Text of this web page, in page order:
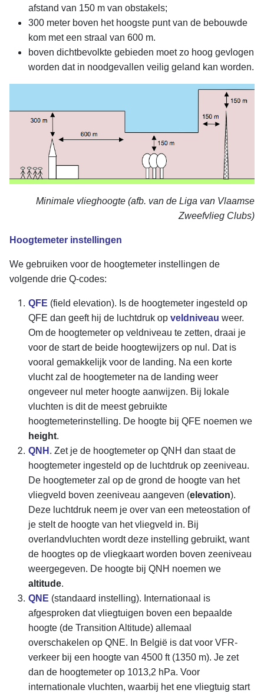
afstand van 150 m van obstakels;
300 meter boven het hoogste punt van de bebouwde
kom met een straal van 600 m.
boven dichtbevolkte gebieden moet zo hoog gevlogen
worden dat in noodgevallen veilig geland kan worden.
Minimale vlieghoogte (afb. van de Liga van Vlaamse
Zweefvlieg Clubs)
Hoogtemeter instellingen
We gebruiken voor de hoogtemeter instellingen de
volgende drie Q-codes:
QFE (field elevation). Is de hoogtemeter ingesteld op
QFE dan geeft hij de luchtdruk op veldniveau weer.
Om de hoogtemeter op veldniveau te zetten, draai je
voor de start de beide hoogtewijzers op nul. Dat is
vooral gemakkelijk voor de landing. Na een korte
vlucht zal de hoogtemeter na de landing weer
ongeveer nul meter hoogte aanwijzen. Bij lokale
vluchten is dit de meest gebruikte
hoogtemeterinstelling. De hoogte bij QFE noemen we
height.
QNH . Zet je de hoogtemeter op QNH dan staat de
hoogtemeter ingesteld op de luchtdruk op zeeniveau.
De hoogtemeter zal op de grond de hoogte van het
vliegveld boven zeeniveau aangeven (elevation).
Deze luchtdruk neem je over van een meteostation of
je stelt de hoogte van het vliegveld in. Bij
overlandvluchten wordt deze instelling gebruikt, want
de hoogtes op de vliegkaart worden boven zeeniveau
weergegeven. De hoogte bij QNH noemen we
altitude.
QNE (standaard instelling). Internationaal is
afgesproken dat vliegtuigen boven een bepaalde
hoogte (de Transition Altitude) allemaal
overschakelen op QNE. In België is dat voor VFR-
verkeer bij een hoogte van 4500 ft (1350 m). Je zet
dan de hoogtemeter op 1013,2 hPa. Voor
internationale vluchten, waarbij het ene vliegtuig start